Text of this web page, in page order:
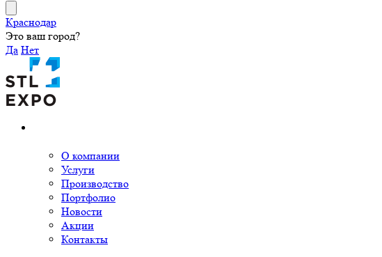
Краснодар
Это ваш город?
Да Нет
О компании
Услуги
Производство
Портфолио
Новости
Акции
Контакты